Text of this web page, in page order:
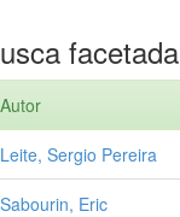
facetada
Autor
Leite, Sergio Pereira
Sabourin, Eric